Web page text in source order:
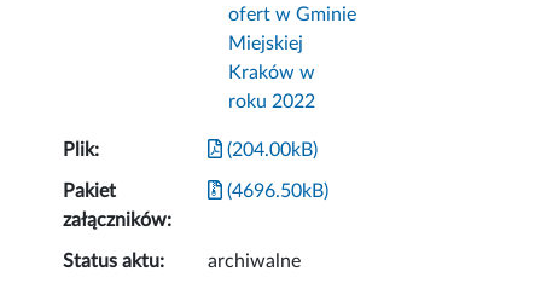
ofert w Gminie
Miejskiej
Kraków w
roku 2022
Plik: (204.00kB)
Pakiet
załączników:
(4696.50kB)
Status aktu: archiwalne